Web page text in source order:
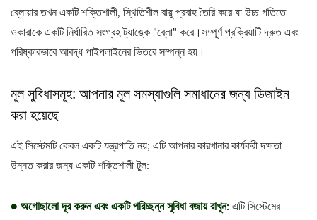
ব্লোয়ার তখন একটি শক্তিশালী, স্থিতিশীল বায়ু প্রবাহ তৈরি করে যা উচ্চ গতিতে
ওকারাকে একটি নির্ধারিত সংগ্রহ ট্যাঙ্কে "ব্লো" করে।সম্পূর্ণ প্রক্রিয়াটি দ্রুত এবং
পরিষ্কারভাবে আবদ্ধ পাইপলাইনের ভিতরে সম্পন্ন হয়।
মূল সুবিধাসমূহ: আপনার মূল সমস্যাগুলি সমাধানের জন্য ডিজাইন
করা হয়েছে
এই সিস্টেমটি কেবল একটি যন্ত্রপাতি নয়; এটি আপনার কারখানার কার্যকরী দক্ষতা
উন্নত করার জন্য একটি শক্তিশালী টুল:
● অগোছালো দূর করুন এবং একটি পরিচ্ছন্ন সুবিধা বজায় রাখুন: এটি সিস্টেমের